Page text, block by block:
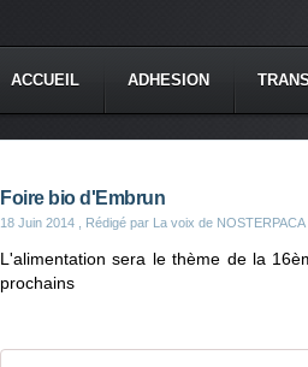
ACCUEIL ADHESION
Foire bio d'Embrun
18 Juin 2014 , Rédigé par La voix de NOSTERPACA
L'alimentation sera le thème de la
prochains